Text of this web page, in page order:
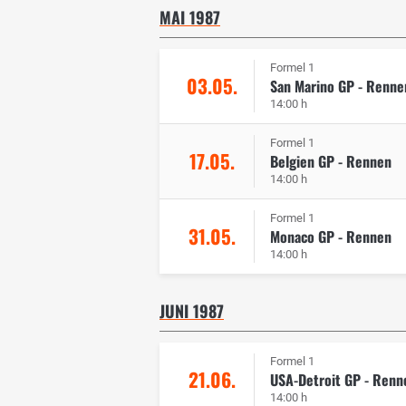
MAI 1987
03.05.
Formel 1
San Marino GP -
14:00 h
17.05.
Formel 1
Belgien GP - Rennen
14:00 h
31.05.
Formel 1
Monaco GP - Rennen
14:00 h
JUNI 1987
21.06.
Formel 1
USA-Detroit GP -
14:00 h